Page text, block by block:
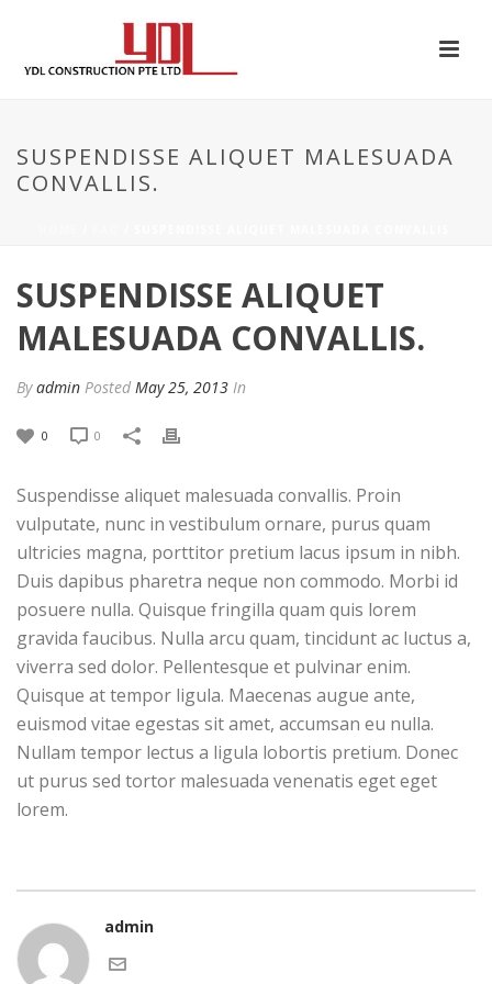
SUSPENDISSE ALIQUET MALESUADA
CONVALLIS.
SUSPENDISSE ALIQUET
MALESUADA CONVALLIS.
Byadmin Posted May 25, 2013 In
0 0
Suspendisse aliquet malesuada convallis. Proin
vulputate, nunc in vestibulum ornare, purus quam
ultricies magna, porttitor pretium lacus ipsum in nibh.
Duis dapibus pharetra neque non commodo. Morbi id
posuere nulla. Quisque fringilla quam quis lorem
gravida faucibus. Nulla arcu quam, tincidunt ac luctus a,
viverra sed dolor. Pellentesque et pulvinar enim.
Quisque at tempor ligula. Maecenas augue ante,
euismod vitae egestas sit amet, accumsan eu nulla.
Nullam tempor lectus a ligula lobortis pretium. Donec
ut purus sed tortor malesuada venenatis eget eget
lorem.
admin